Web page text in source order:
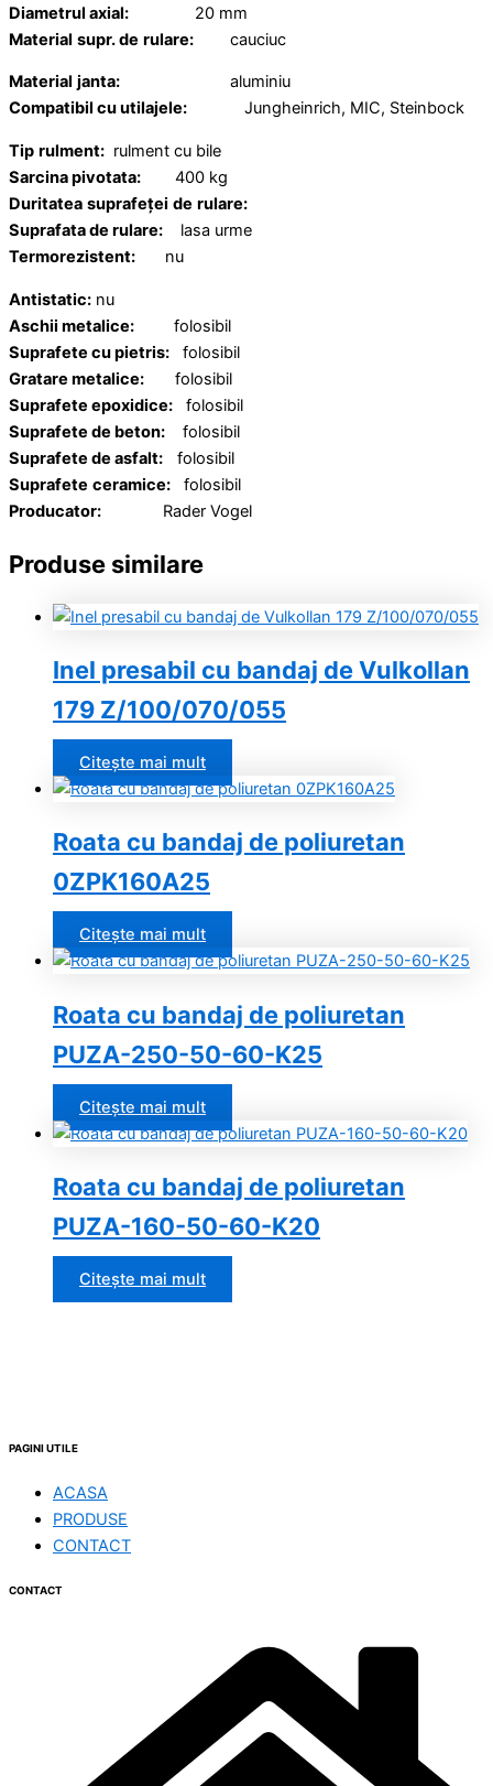
Diametrul axial: 20 mm
Material supr. de rulare: cauciuc
Material janta: aluminiu
Compatibil cu utilajele: Jungheinrich, MIC, Steinbock
Tip rulment: rulment cu bile
Sarcina pivotata:
400 kg
Duritatea suprafeței de rulare:
Suprafata de rulare: lasa urme
Termorezistent: nu
Antistatic: nu
Aschii metalice: folosibil
Suprafete cu pietris: folosibil
Gratare metalice: folosibil
Suprafete epoxidice: folosibil
Suprafete de beton: folosibil
Suprafete de asfalt:
folosibil
Suprafete ceramice: folosibil
Producator: Rader Vogel
Produse similare
Inel presabil cu bandaj de Vulkollan
179 Z/100/070/055
Citește mai mult
Roata cu bandaj de poliuretan
0ZPK160A25
Citește mai mult
Roata cu bandaj de poliuretan
PUZA-250-50-60-K25
Citește mai mult
Roata cu bandaj de poliuretan
PUZA-160-50-60-K20
Citește mai mult
PAGINI UTILE
ACASA
PRODUSE
CONTACT
CONTACT